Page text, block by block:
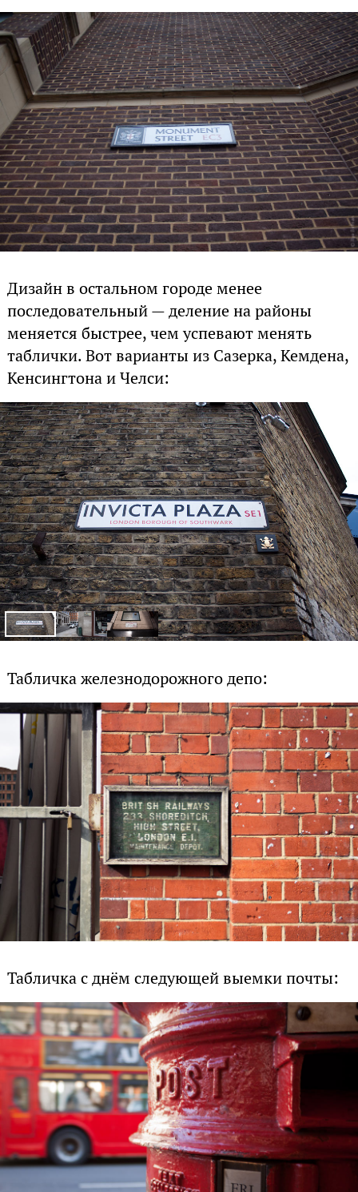
Дизайн в остальном городе менее
последовательный — деление на районы
меняется быстрее, чем успевают менять
таблички. Вот варианты из Сазерка, Кемдена,
Кенсингтона и Челси:
Табличка железнодорожного депо:
Табличка с днём следующей выемки почты: